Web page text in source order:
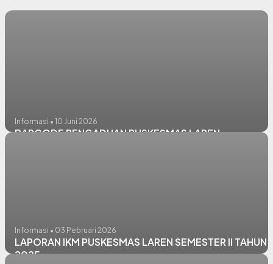
Informasi • 10 Juni 2026
BARCODE PENGADUAN PUSKESMAS LAREN
Informasi • 03 Pebruari 2026
LAPORAN IKM PUSKESMAS LAREN SEMESTER II TAHUN
2025